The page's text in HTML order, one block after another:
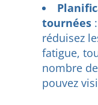
tournées
réduisez
fatigue,
nombre
pouvez